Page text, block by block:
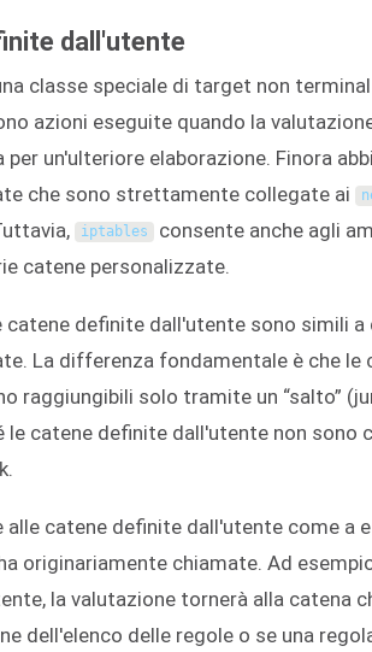
dall'utente
classe speciale di target non
azioni eseguite quando la
per un'ulteriore elaborazione. Finora
che sono strettamente collegate ai
iptables consente anche agli
catene personalizzate.
catene definite dall'utente sono simili a
La differenza fondamentale è che le
raggiungibili solo tramite un “salto”
le catene definite dall'utente non sono
alle catene definite dall'utente come a
originariamente chiamate. Ad
la valutazione tornerà alla catena
dell'elenco delle regole o se una